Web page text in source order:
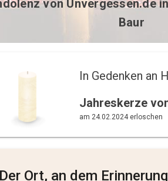
von Unvergessen.de
Baur
In Gedenken an
Jahreskerze
am 24.02.2024 erloschen
Ort, an dem